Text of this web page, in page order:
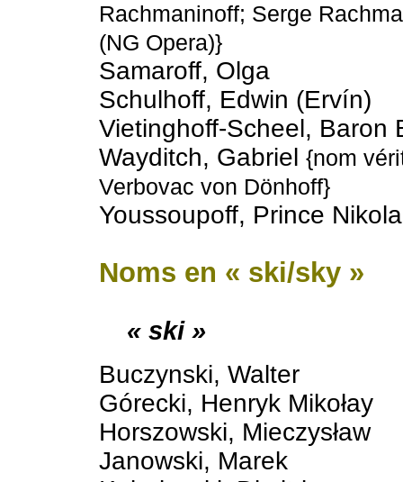
Rachmaninoff; Serge
(NG Opera)}
Samaroff, Olga
Schulhoff, Edwin (Ervín)
Vietinghoff-Scheel, Baron
Wayditch, Gabriel {nom
Verbovac von Dönhoff}
Youssoupoff, Prince
Noms en « ski/sky »
« ski »
Buczynski, Walter
Górecki, Henryk Mikołay
Horszowski, Mieczysław
Janowski, Marek